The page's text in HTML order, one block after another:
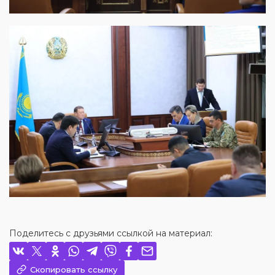
Поделитесь с друзьями ссылкой на материал:
Скопировать ссылку